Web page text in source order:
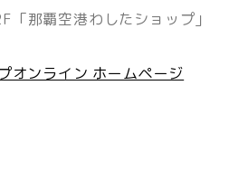
「那覇空港わしたショップ」
オンライン ホームページ